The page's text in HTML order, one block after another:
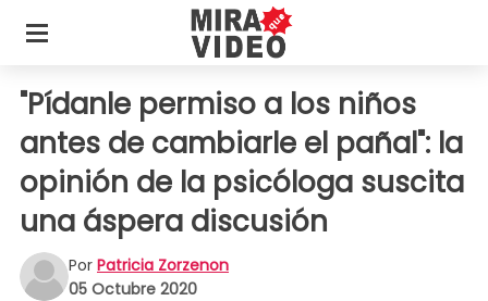
"Pídanle permiso a los niños
antes de cambiarle el pañal": la
opinión de la psicóloga suscita
una áspera discusión
Por Patricia Zorzenon
05 Octubre 2020